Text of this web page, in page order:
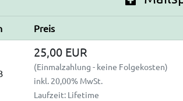
Preis
25,00 EUR
(Einmalzahlung - keine Folgekosten)
inkl. 20,00% MwSt.
Laufzeit: Lifetime